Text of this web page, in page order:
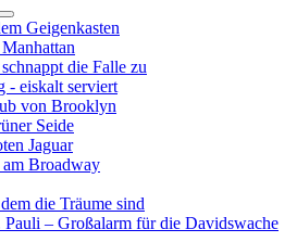
Unternavigation
von
Jerry-
Cotton-
Filme
Geigenkasten
die Falle zu
- eiskalt serviert
von Brooklyn
Seide
Jaguar
am Broadway
die Träume sind
Pauli – Großalarm für die Davidswache